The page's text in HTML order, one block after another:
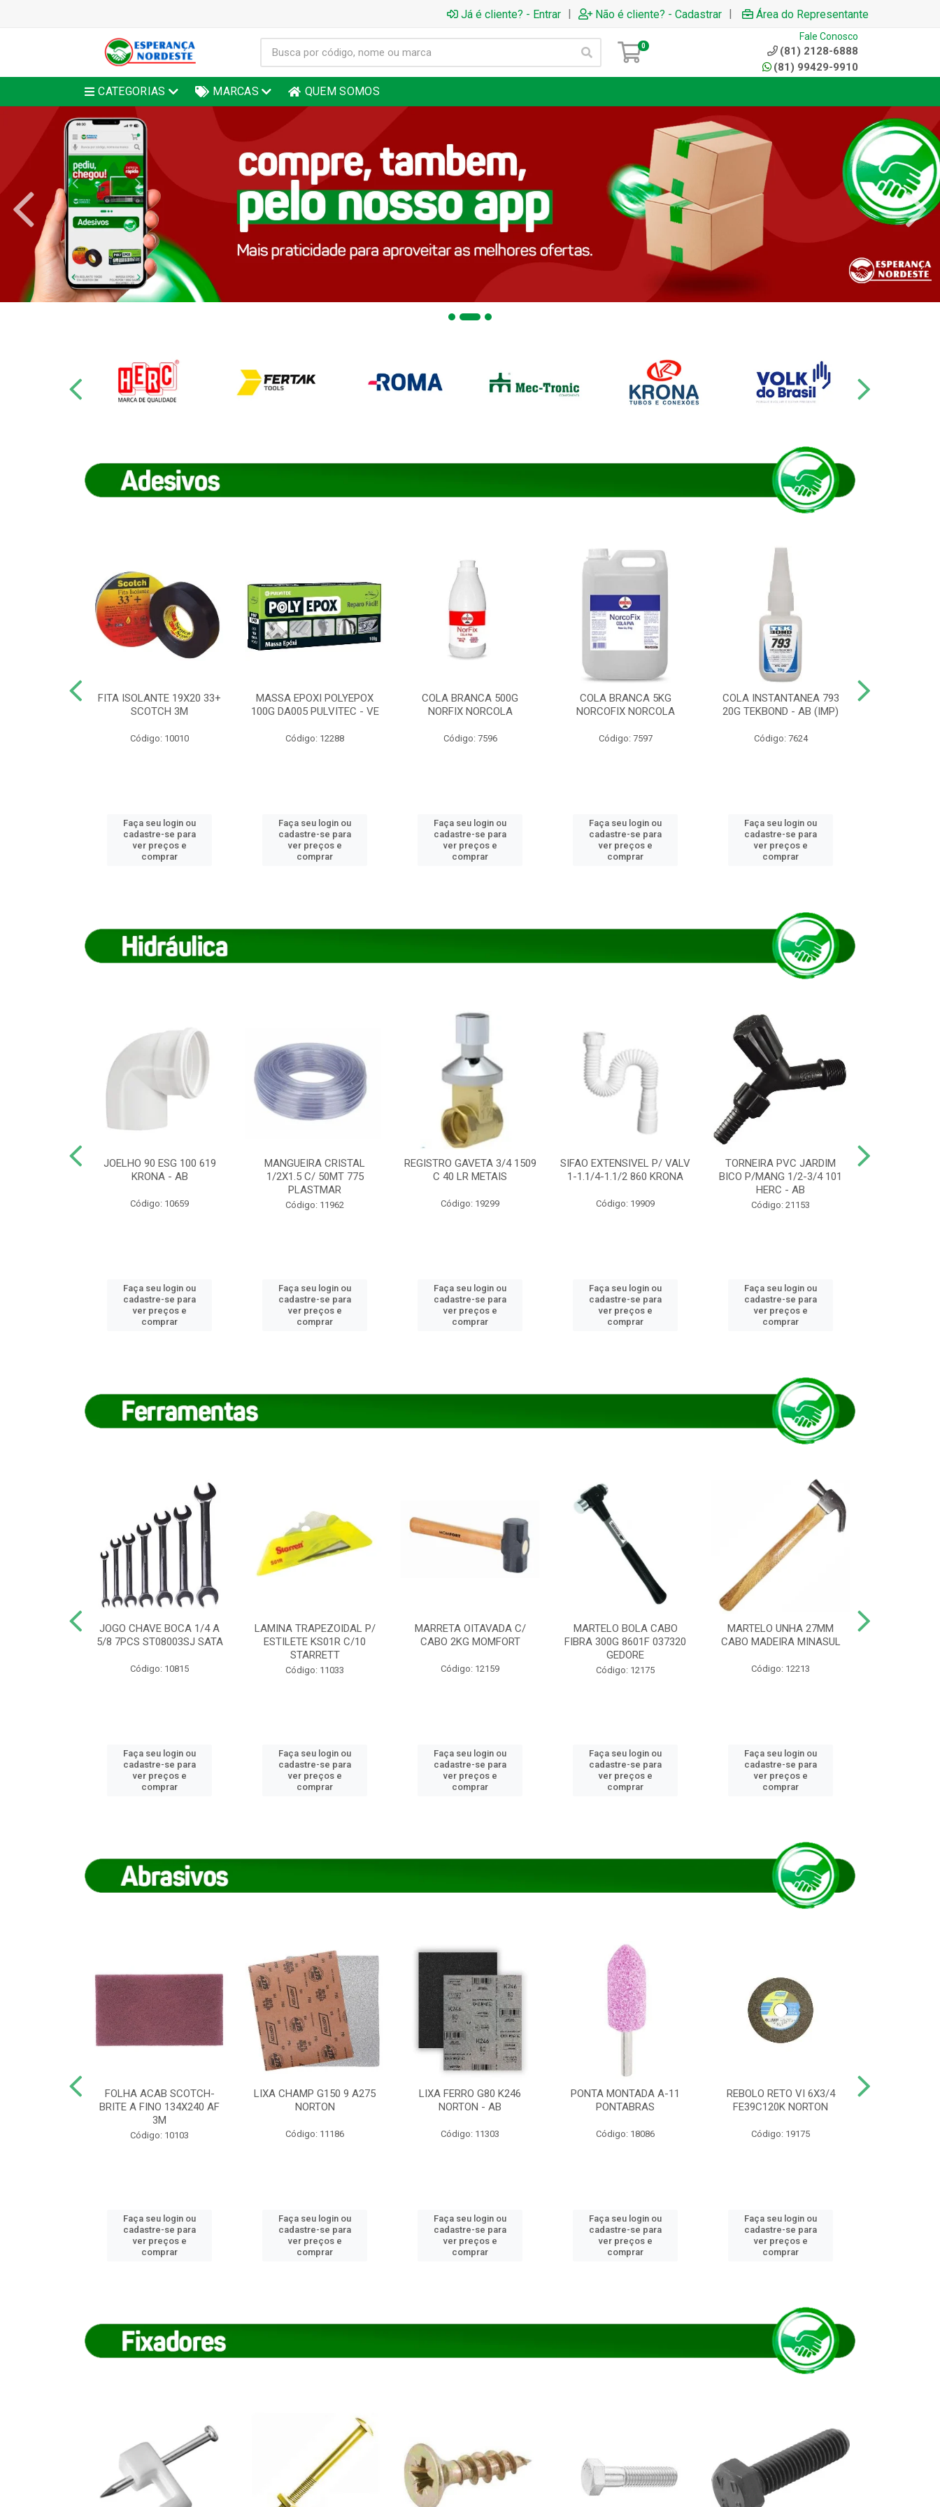
Já é cliente? - Entrar | Não é cliente? - Cadastrar | Área do Representante
0
Fale Conosco
(81) 2128-6888
(81) 99429-9910
CATEGORIAS MARCAS QUEM SOMOS
FITA ISOLANTE 19X20 33+
SCOTCH 3M
Código: 10010
Faça seu login ou
cadastre-se para
ver preços e
comprar
MASSA EPOXI POLYEPOX
100G DA005 PULVITEC - VE
Código: 12288
Faça seu login ou
cadastre-se para
ver preços e
comprar
COLA BRANCA 500G
NORFIX NORCOLA
Código: 7596
Faça seu login ou
cadastre-se para
ver preços e
comprar
COLA BRANCA 5KG
NORCOFIX NORCOLA
Código: 7597
Faça seu login ou
cadastre-se para
ver preços e
comprar
COLA INSTANTANEA 793
20G TEKBOND - AB (IMP)
Código: 7624
Faça seu login ou
cadastre-se para
ver preços e
comprar
JOELHO 90 ESG 100 619
KRONA - AB
Código: 10659
Faça seu login ou
cadastre-se para
ver preços e
comprar
MANGUEIRA CRISTAL
1/2X1.5 C/ 50MT 775
PLASTMAR
Código: 11962
Faça seu login ou
cadastre-se para
ver preços e
comprar
REGISTRO GAVETA 3/4 1509
C 40 LR METAIS
Código: 19299
Faça seu login ou
cadastre-se para
ver preços e
comprar
SIFAO EXTENSIVEL P/ VALV
1-1.1/4-1.1/2 860 KRONA
Código: 19909
Faça seu login ou
cadastre-se para
ver preços e
comprar
TORNEIRA PVC JARDIM
BICO P/MANG 1/2-3/4 101
HERC - AB
Código: 21153
Faça seu login ou
cadastre-se para
ver preços e
comprar
JOGO CHAVE BOCA 1/4 A
5/8 7PCS ST08003SJ SATA
Código: 10815
Faça seu login ou
cadastre-se para
ver preços e
comprar
LAMINA TRAPEZOIDAL P/
ESTILETE KS01R C/10
STARRETT
Código: 11033
Faça seu login ou
cadastre-se para
ver preços e
comprar
MARRETA OITAVADA C/
CABO 2KG MOMFORT
Código: 12159
Faça seu login ou
cadastre-se para
ver preços e
comprar
MARTELO BOLA CABO
FIBRA 300G 8601F 037320
GEDORE
Código: 12175
Faça seu login ou
cadastre-se para
ver preços e
comprar
MARTELO UNHA 27MM
CABO MADEIRA MINASUL
Código: 12213
Faça seu login ou
cadastre-se para
ver preços e
comprar
FOLHA ACAB SCOTCH-
BRITE A FINO 134X240 AF
3M
Código: 10103
Faça seu login ou
cadastre-se para
ver preços e
comprar
LIXA CHAMP G150 9 A275
NORTON
Código: 11186
Faça seu login ou
cadastre-se para
ver preços e
comprar
LIXA FERRO G80 K246
NORTON - AB
Código: 11303
Faça seu login ou
cadastre-se para
ver preços e
comprar
PONTA MONTADA A-11
PONTABRAS
Código: 18086
Faça seu login ou
cadastre-se para
ver preços e
comprar
REBOLO RETO VI 6X3/4
FE39C120K NORTON
Código: 19175
Faça seu login ou
cadastre-se para
ver preços e
comprar